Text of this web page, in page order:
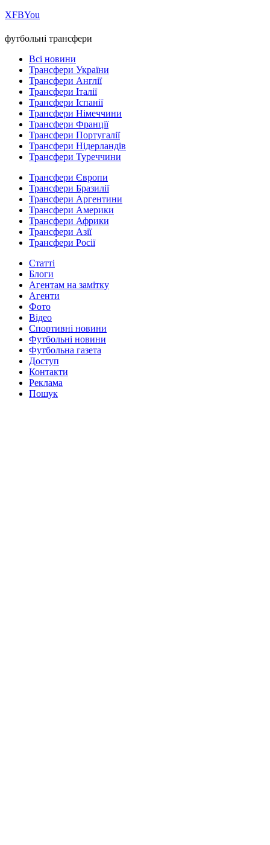
ХFBYou
футбольні трансфери
Всі новини
Трансфери України
Трансфери Англії
Трансфери Італії
Трансфери Іспанії
Трансфери Німеччини
Трансфери Франції
Трансфери Португалії
Трансфери Нідерландів
Трансфери Туреччини
Трансфери Європи
Трансфери Бразилії
Трансфери Аргентини
Трансфери Америки
Трансфери Африки
Трансфери Азії
Трансфери Росії
Статті
Блоги
Агентам на замітку
Агенти
Фото
Відео
Спортивні новини
Футбольні новини
Футбольна газета
Доступ
Контакти
Реклама
Пошук